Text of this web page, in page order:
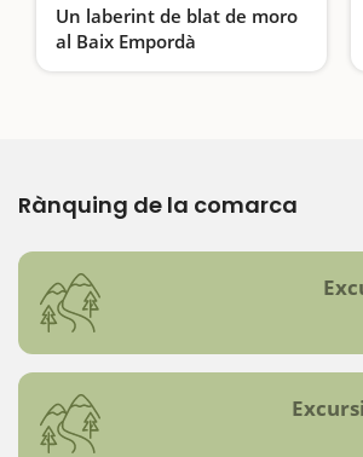
Un laberint de blat de moro
al Baix Empordà
Entrem al laberint de Can Pujol, un tresor de la Costa Brava
Rànquing de la comarca